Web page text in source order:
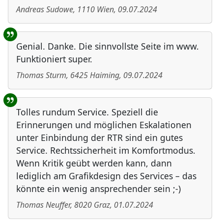
Andreas Sudowe, 1110 Wien, 09.07.2024
Genial. Danke. Die sinnvollste Seite im www.
Funktioniert super.
Thomas Sturm, 6425Haiming, 09.07.2024
Tolles rundum Service. Speziell die
Erinnerungen und möglichen Eskalationen
unter Einbindung der RTR sind ein gutes
Service. Rechtssicherheit im Komfortmodus.
Wenn Kritik geübt werden kann, dann
lediglich am Grafikdesign des Services – das
könnte ein wenig ansprechender sein ;-)
Thomas Neuffer, 8020 Graz, 01.07.2024